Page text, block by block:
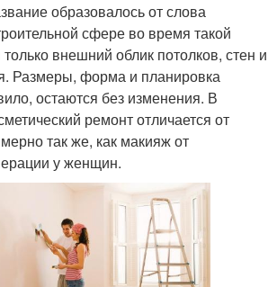
образовалось от слова
сфере во время такой
внешний облик потолков, стен и
Размеры, форма и планировка
остаются без изменения. В
ремонт отличается от
так же, как макияж от
у женщин.